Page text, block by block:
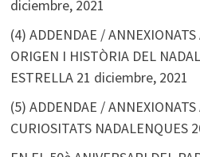
diciembre, 2021
(4) ADDENDAE /
ORIGEN I HISTÒRIA DEL
ESTRELLA 21 diciembre, 2021
(5) ADDENDAE /
CURIOSITATS NADALENQUES